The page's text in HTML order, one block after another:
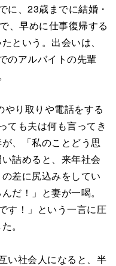
に、23歳までに結婚・
、早めに仕事復帰する
という。出会いは、
のアルバイトの先輩
り取りや電話をする
ても夫は何も言ってき
、「私のことどう思
詰めると、来年社会
差に尻込みをしてい
だ！」と妻が一喝。
す！」という一言に圧
。
い社会人になると、半